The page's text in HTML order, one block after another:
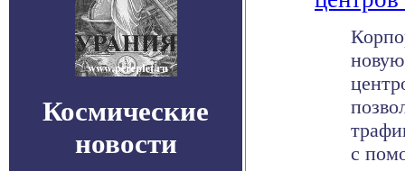
Космические
новости
с